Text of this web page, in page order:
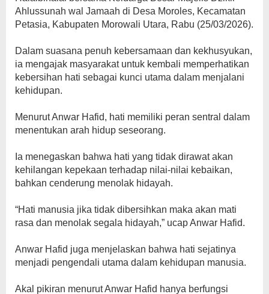
Ahlussunah wal Jamaah di Desa Moroles, Kecamatan
Petasia, Kabupaten Morowali Utara, Rabu (25/03/2026).
‎Dalam suasana penuh kebersamaan dan kekhusyukan,
ia mengajak masyarakat untuk kembali memperhatikan
kebersihan hati sebagai kunci utama dalam menjalani
kehidupan.
‎Menurut Anwar Hafid, hati memiliki peran sentral dalam
menentukan arah hidup seseorang.
‎Ia menegaskan bahwa hati yang tidak dirawat akan
kehilangan kepekaan terhadap nilai-nilai kebaikan,
bahkan cenderung menolak hidayah.
‎“Hati manusia jika tidak dibersihkan maka akan mati
rasa dan menolak segala hidayah,” ucap Anwar Hafid.
‎Anwar Hafid juga menjelaskan bahwa hati sejatinya
menjadi pengendali utama dalam kehidupan manusia.
‎Akal pikiran menurut Anwar Hafid hanya berfungsi